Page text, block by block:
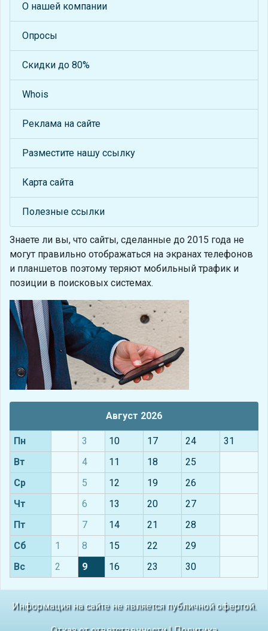
О нашей компании
Опросы
Скидки до 80%
Whois
Реклама на сайте
Разместите нашу ссылку
Карта сайта
Полезные ссылки
Знаете ли вы, что сайты, сделанные до 2015 года не
могут правильно отображаться на экранах телефонов
и планшетов поэтому теряют мобильный трафик и
позиции в поисковых системах.
Август 2026
Пн 3 10 17 24
31
Вт
4 11 18
25
Ср
5 12 19
26
Чт
6 13 20
27
Пт
7 14 21
28
Сб
1 8 15 22
29
Вс
2 9 16 23 30
Информация на сайте не является публичной офертой.